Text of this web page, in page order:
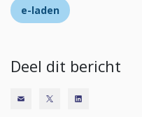
e-laden
Deel dit bericht